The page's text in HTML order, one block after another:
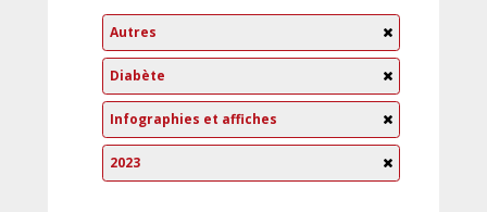
Autres
Diabète
Infographies et affiches
2023